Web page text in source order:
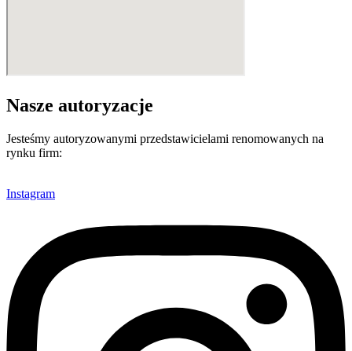
Nasze autoryzacje
Jesteśmy autoryzowanymi przedstawicielami renomowanych na
rynku firm:
Instagram